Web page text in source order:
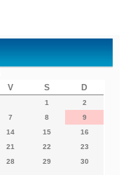
V S D
1
2
7 8
9
14 15
16
21 22
23
28 29 30